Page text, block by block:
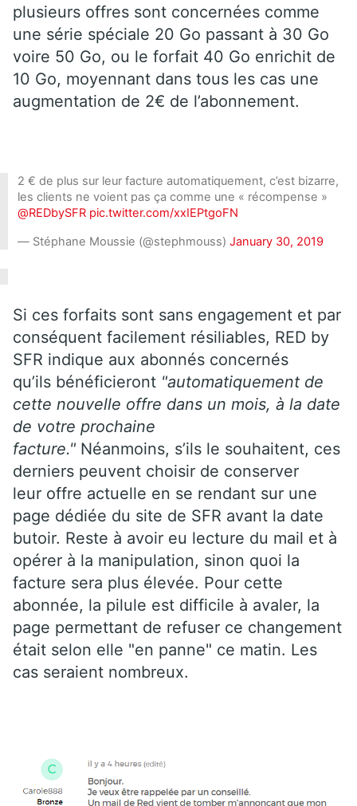
plusieurs offres sont concernées comme
une série spéciale 20 Go passant à 30 Go
voire 50 Go, ou le forfait 40 Go enrichit de
10 Go, moyennant dans tous les cas une
augmentation de 2€ de l’abonnement.
2 € de plus sur leur facture automatiquement, c’est bizarre,
les clients ne voient pas ça comme une « récompense »
@REDbySFR pic.twitter.com/xxIEPtgoFN
— Stéphane Moussie (@stephmouss) January 30, 2019
Si ces forfaits sont sans engagement et par
conséquent facilement résiliables, RED by
SFR indique aux abonnés concernés
qu’ils bénéficieront "automatiquement de
cette nouvelle offre dans un mois, à la date
de votre prochaine
facture." Néanmoins, s’ils le souhaitent, ces
derniers peuvent choisir de conserver
leur offre actuelle en se rendant sur une
page dédiée du site de SFR avant la date
butoir. Reste à avoir eu lecture du mail et à
opérer à la manipulation, sinon quoi la
facture sera plus élevée. Pour cette
abonnée, la pilule est difficile à avaler, la
page permettant de refuser ce changement
était selon elle "en panne" ce matin. Les
cas seraient nombreux.